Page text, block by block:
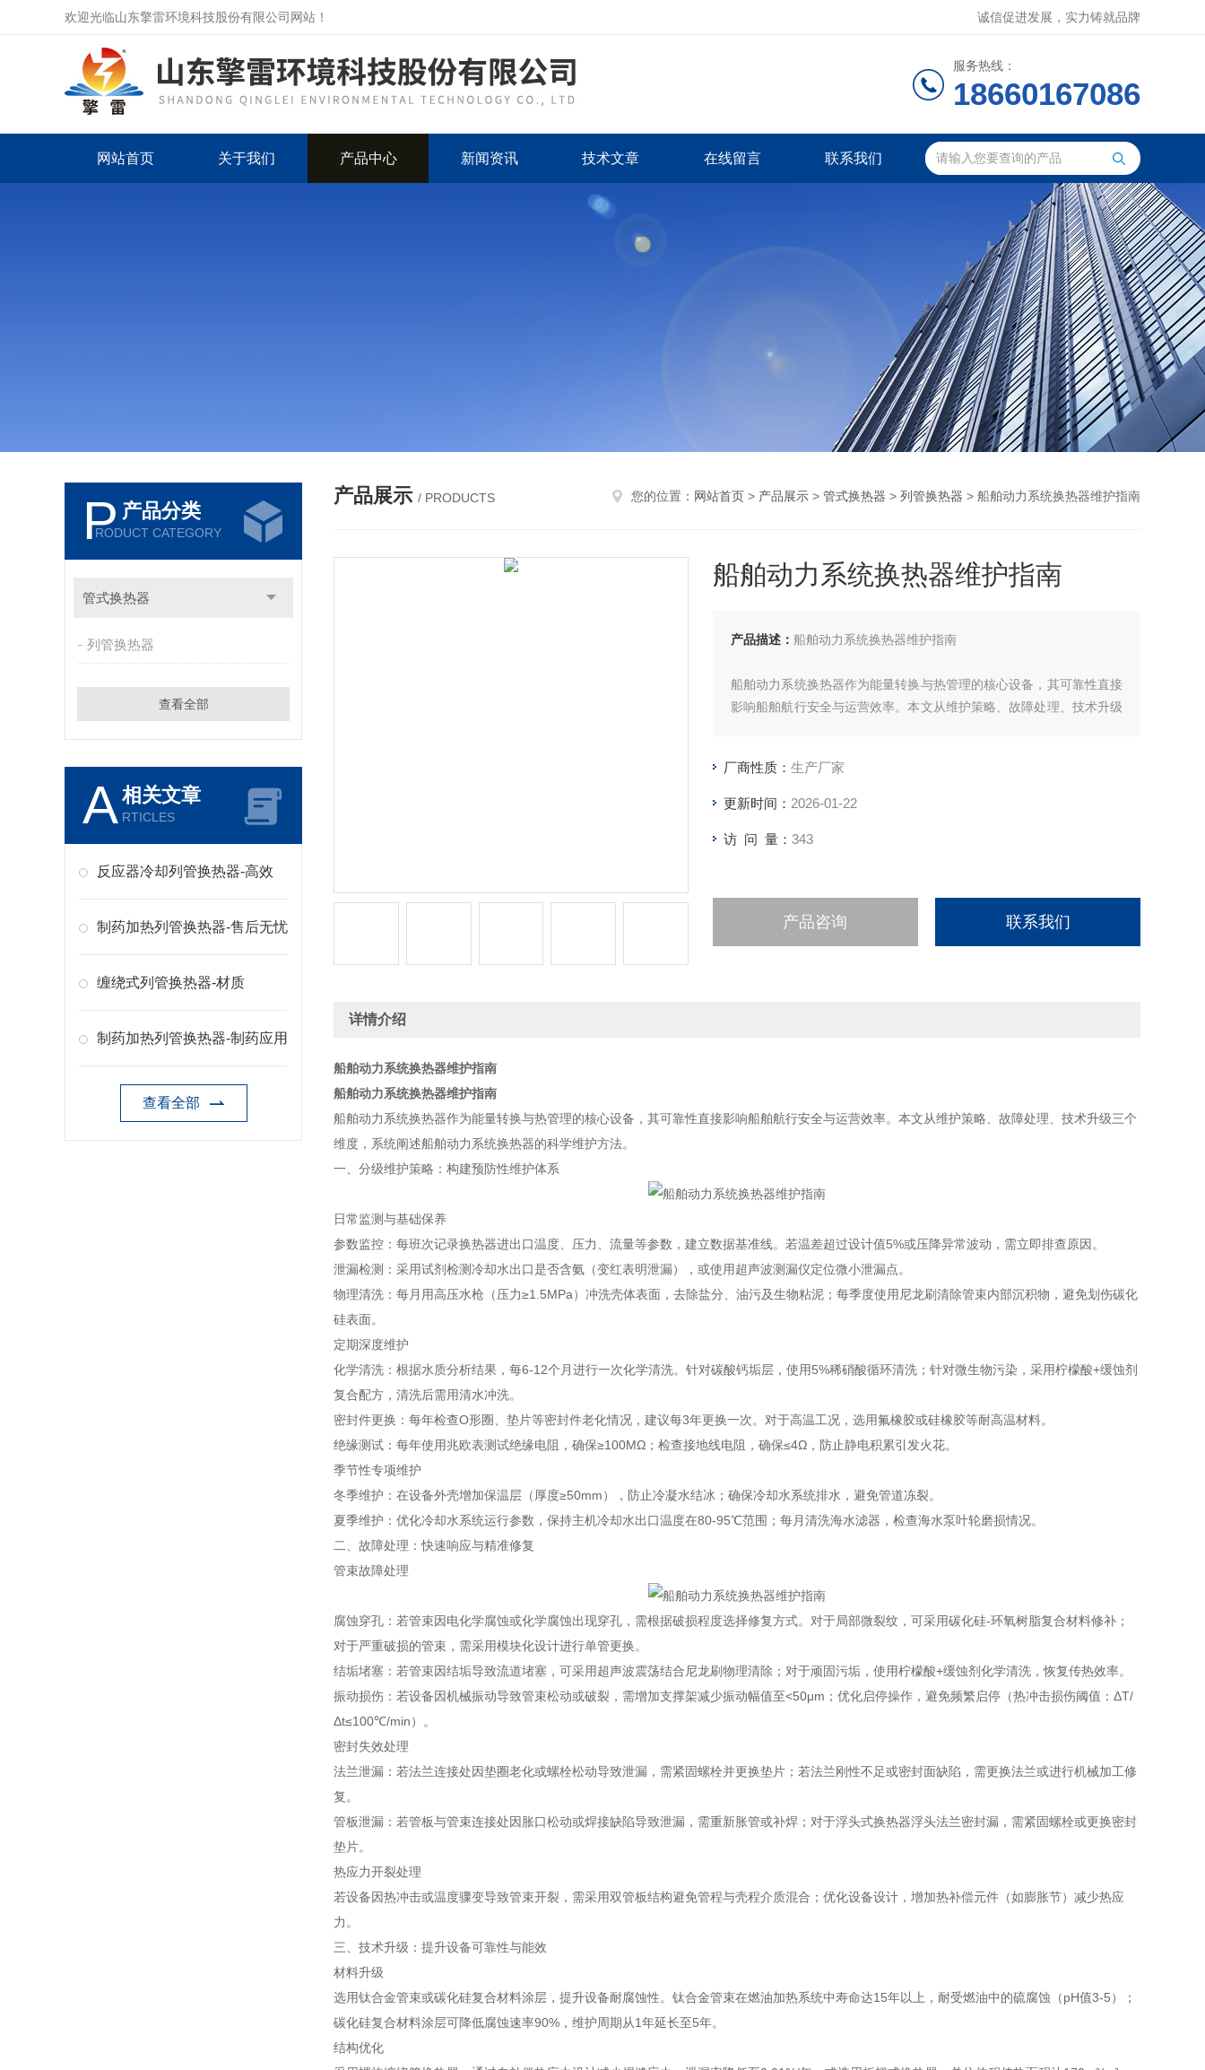
欢迎光临山东擎雷环境科技股份有限公司网站！ 诚信促进发展，实力铸就品牌
服务热线：
18660167086
网站首页 关于我们 产品中心 新闻资讯 技术文章 在线留言 联系我们
P 产品分类
RODUCT CATEGORY
管式换热器
列管换热器
查看全部
A相关文章
RTICLES
反应器冷却列管换热器-高效
制药加热列管换热器-售后无忧
缠绕式列管换热器-材质
制药加热列管换热器-制药应用
查看全部
产品展示 / PRODUCTS 您的位置： 网站首页 > 产品展示 > 管式换热器 > 列管换热器 > 船舶动力系统换热器维护指南
船舶动力系统换热器维护指南
产品描述： 船舶动力系统换热器维护指南
船舶动力系统换热器作为能量转换与热管理的核心设备，其可靠性直接
影响船舶航行安全与运营效率。本文从维护策略、故障处理、技术升级
厂商性质： 生产厂家
更新时间： 2026-01-22
访 问 量： 343
产品咨询 联系我们
详情介绍
船舶动力系统换热器维护指南
船舶动力系统换热器维护指南
船舶动力系统换热器作为能量转换与热管理的核心设备，其可靠性直接影响船舶航行安全与运营效率。本文从维护策略、故障处理、技术升级三个
维度，系统阐述船舶动力系统换热器的科学维护方法。
一、分级维护策略：构建预防性维护体系
日常监测与基础保养
参数监控：每班次记录换热器进出口温度、压力、流量等参数，建立数据基准线。若温差超过设计值5%或压降异常波动，需立即排查原因。
泄漏检测：采用试剂检测冷却水出口是否含氨（变红表明泄漏），或使用超声波测漏仪定位微小泄漏点。
物理清洗：每月用高压水枪（压力≥1.5MPa）冲洗壳体表面，去除盐分、油污及生物粘泥；每季度使用尼龙刷清除管束内部沉积物，避免划伤碳化
硅表面。
定期深度维护
化学清洗：根据水质分析结果，每6-12个月进行一次化学清洗。针对碳酸钙垢层，使用5%稀硝酸循环清洗；针对微生物污染，采用柠檬酸+缓蚀剂
复合配方，清洗后需用清水冲洗。
密封件更换：每年检查O形圈、垫片等密封件老化情况，建议每3年更换一次。对于高温工况，选用氟橡胶或硅橡胶等耐高温材料。
绝缘测试：每年使用兆欧表测试绝缘电阻，确保≥100MΩ；检查接地线电阻，确保≤4Ω，防止静电积累引发火花。
季节性专项维护
冬季维护：在设备外壳增加保温层（厚度≥50mm），防止冷凝水结冰；确保冷却水系统排水，避免管道冻裂。
夏季维护：优化冷却水系统运行参数，保持主机冷却水出口温度在80-95℃范围；每月清洗海水滤器，检查海水泵叶轮磨损情况。
二、故障处理：快速响应与精准修复
管束故障处理
腐蚀穿孔：若管束因电化学腐蚀或化学腐蚀出现穿孔，需根据破损程度选择修复方式。对于局部微裂纹，可采用碳化硅-环氧树脂复合材料修补；
对于严重破损的管束，需采用模块化设计进行单管更换。
结垢堵塞：若管束因结垢导致流道堵塞，可采用超声波震荡结合尼龙刷物理清除；对于顽固污垢，使用柠檬酸+缓蚀剂化学清洗，恢复传热效率。
振动损伤：若设备因机械振动导致管束松动或破裂，需增加支撑架减少振动幅值至<50μm；优化启停操作，避免频繁启停（热冲击损伤阈值：ΔT/
Δt≤100℃/min）。
密封失效处理
法兰泄漏：若法兰连接处因垫圈老化或螺栓松动导致泄漏，需紧固螺栓并更换垫片；若法兰刚性不足或密封面缺陷，需更换法兰或进行机械加工修
复。
管板泄漏：若管板与管束连接处因胀口松动或焊接缺陷导致泄漏，需重新胀管或补焊；对于浮头式换热器浮头法兰密封漏，需紧固螺栓或更换密封
垫片。
热应力开裂处理
若设备因热冲击或温度骤变导致管束开裂，需采用双管板结构避免管程与壳程介质混合；优化设备设计，增加热补偿元件（如膨胀节）减少热应
力。
三、技术升级：提升设备可靠性与能效
材料升级
选用钛合金管束或碳化硅复合材料涂层，提升设备耐腐蚀性。钛合金管束在燃油加热系统中寿命达15年以上，耐受燃油中的硫腐蚀（pH值3-5）；
碳化硅复合材料涂层可降低腐蚀速率90%，维护周期从1年延长至5年。
结构优化